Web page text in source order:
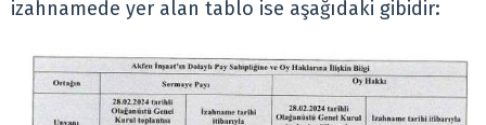
izahnamede yer alan tablo ise aşağıdaki gibidir: